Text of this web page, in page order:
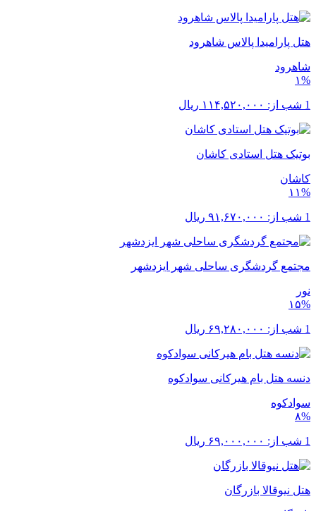
هتل پارامیدا پالاس شاهرود
شاهرود
۱%
1 شب از: ۱۱۴,۵۲۰,۰۰۰ ریال
بوتیک هتل استادی کاشان
کاشان
۱۱%
1 شب از: ۹۱,۶۷۰,۰۰۰ ریال
مجتمع گردشگری ساحلی شهر ایزدشهر
نور
۱۵%
1 شب از: ۶۹,۲۸۰,۰۰۰ ریال
دنسه هتل بام هیرکانی سوادکوه
سوادکوه
۸%
1 شب از: ۶۹,۰۰۰,۰۰۰ ریال
هتل نیوقالا بازرگان